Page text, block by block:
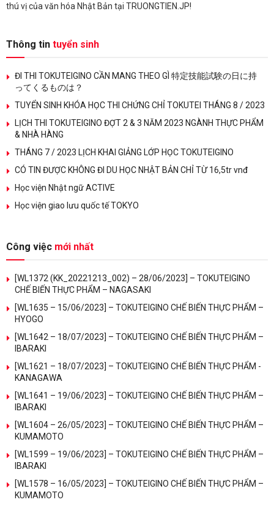
thú vị của văn hóa Nhật Bản tại TRUONGTIEN.JP!
Thông tin tuyển sinh
ĐI THI TOKUTEIGINO CẦN MANG THEO GÌ 特定技能試験の日に持
ってくるものは？
TUYỂN SINH KHÓA HỌC THI CHỨNG CHỈ TOKUTEI THÁNG 8 / 2023
LỊCH THI TOKUTEIGINO ĐỢT 2 & 3 NĂM 2023 NGÀNH THỰC PHẨM
& NHÀ HÀNG
THÁNG 7 / 2023 LỊCH KHAI GIẢNG LỚP HỌC TOKUTEIGINO
CÓ TIN ĐƯỢC KHÔNG ĐI DU HỌC NHẬT BẢN CHỈ TỪ 16,5tr vnđ
Học viện Nhật ngữ ACTIVE
Học viện giao lưu quốc tế TOKYO
Công việc mới nhất
[WL1372 (KK_20221213_002) – 28/06/2023] – TOKUTEIGINO
CHẾ BIẾN THỰC PHẨM – NAGASAKI
[WL1635 – 15/06/2023] – TOKUTEIGINO CHẾ BIẾN THỰC PHẨM –
HYOGO
[WL1642 – 18/07/2023] – TOKUTEIGINO CHẾ BIẾN THỰC PHẨM –
IBARAKI
[WL1621 – 18/07/2023] – TOKUTEIGINO CHẾ BIẾN THỰC PHẨM -
KANAGAWA
[WL1641 – 19/06/2023] – TOKUTEIGINO CHẾ BIẾN THỰC PHẨM –
IBARAKI
[WL1604 – 26/05/2023] – TOKUTEIGINO CHẾ BIẾN THỰC PHẨM –
KUMAMOTO
[WL1599 – 19/06/2023] – TOKUTEIGINO CHẾ BIẾN THỰC PHẨM –
IBARAKI
[WL1578 – 16/05/2023] – TOKUTEIGINO CHẾ BIẾN THỰC PHẨM –
KUMAMOTO